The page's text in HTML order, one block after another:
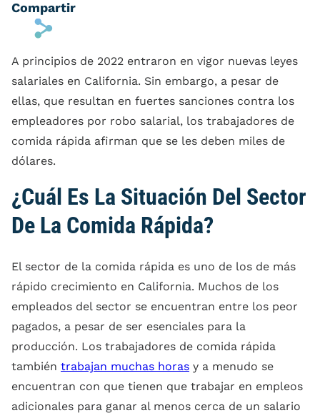
Compartir
s
A principios de 2022 entraron en vigor nuevas leyes
salariales en California. Sin embargo, a pesar de
ellas, que resultan en fuertes sanciones contra los
empleadores por robo salarial, los trabajadores de
comida rápida afirman que se les deben miles de
dólares.
¿Cuál Es La Situación Del Sector
De La Comida Rápida?
El sector de la comida rápida es uno de los de más
rápido crecimiento en California. Muchos de los
empleados del sector se encuentran entre los peor
pagados, a pesar de ser esenciales para la
producción. Los trabajadores de comida rápida
también trabajan muchas horas y a menudo se
encuentran con que tienen que trabajar en empleos
adicionales para ganar al menos cerca de un salario